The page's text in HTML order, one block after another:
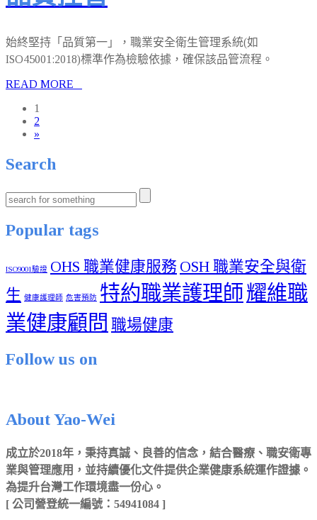
始終堅持「品質第一」，職業安全衛生管理系統(如
ISO45001:2018)標準作為檢驗依據，確保該品管流程。
READ MORE
1
2
»
Search
Popular tags
ISO9001驗證 OHS 職業健康服務 OSH 職業安全與衛
生 健康護理師 危害預防 特約職業護理師耀維職
業健康顧問 職場健康
Follow us on
About Yao-Wei
成立於2018年，秉持真誠、良善的信念，結合醫療、職安衛專
業與管理應用，並持續優化文件提供企業健康系統運作證據。
為提升台灣工作環境盡一份心。
[ 公司營登統一編號：54941084 ]